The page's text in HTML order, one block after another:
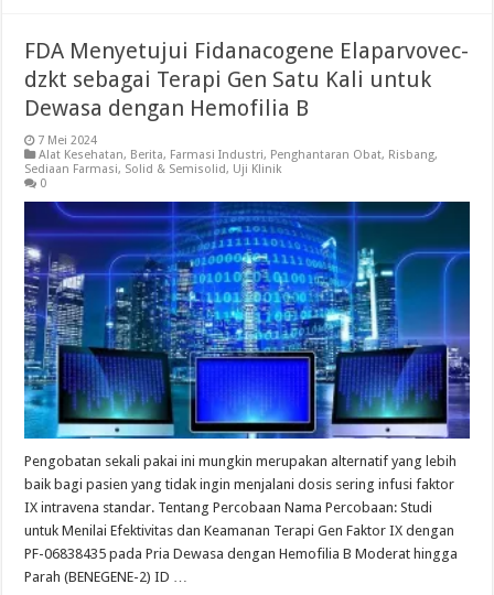
FDA Menyetujui Fidanacogene Elaparvovec-
dzkt sebagai Terapi Gen Satu Kali untuk
Dewasa dengan Hemofilia B
7 Mei 2024
Alat Kesehatan, Berita, Farmasi Industri, Penghantaran Obat, Risbang,
Sediaan Farmasi, Solid & Semisolid, Uji Klinik
0
Pengobatan sekali pakai ini mungkin merupakan alternatif yang lebih
baik bagi pasien yang tidak ingin menjalani dosis sering infusi faktor
IX intravena standar. Tentang Percobaan Nama Percobaan: Studi
untuk Menilai Efektivitas dan Keamanan Terapi Gen Faktor IX dengan
PF-06838435 pada Pria Dewasa dengan Hemofilia B Moderat hingga
Parah (BENEGENE-2) ID …